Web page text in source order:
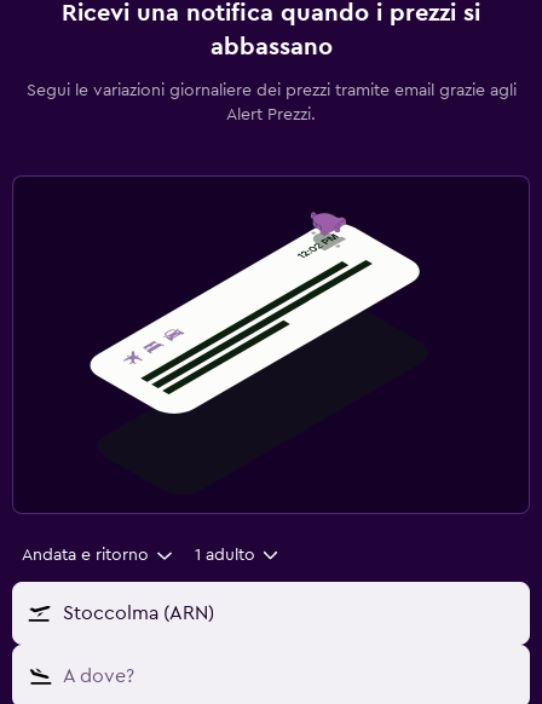
Ricevi una notifica quando i prezzi si
abbassano
Segui le variazioni giornaliere dei prezzi tramite email grazie agli
Alert Prezzi.
Andata e ritorno 1 adulto
Stoccolma (ARN)
A dove?